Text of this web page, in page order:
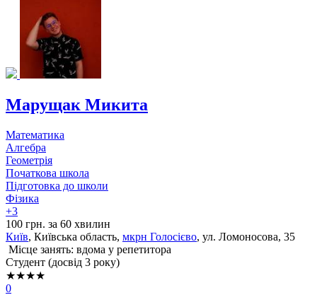
Марущак Микита
Математика
Алгебра
Геометрія
Початкова школа
Підготовка до школи
Фізика
+3
100 грн. за 60 хвилин
Київ, Київська область, мкрн Голосієво, ул. Ломоносова, 35
Місце занять: вдома у репетитора
Cтудент (досвід 3 року)
★★★★
0